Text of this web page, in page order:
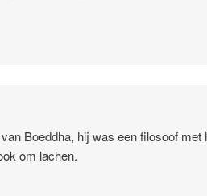
Boeddha, hij was een filosoof met
om lachen.